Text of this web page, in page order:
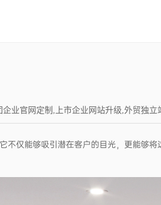
官网定制,上市企业网站升级,外贸独立
仅能够吸引潜在客户的目光，更能够